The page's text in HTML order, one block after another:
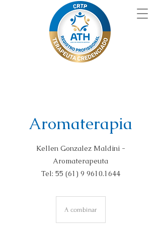
Aromaterapia
Kellen Gonzalez Maldini -
Aromaterapeuta
Tel: 55 (61) 9 9610.1644
A combinar